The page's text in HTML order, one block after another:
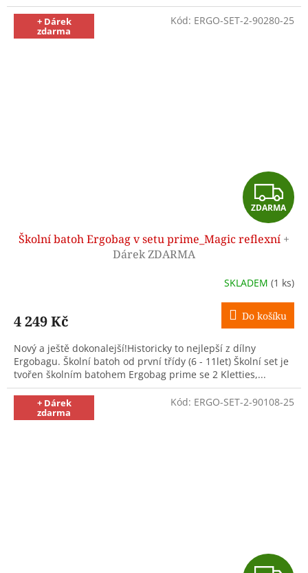
+ Dárek
zdarma
Z
D
A
R
M
A
ZDARMA
Školní batoh Ergobag v setu prime_Magic reflexní +
Dárek ZDARMA
SKLADEM (1 ks)
4 249 Kč Do košíku
Nový a ještě dokonalejší!Historicky to nejlepší z dílny
Ergobagu. Školní batoh od první třídy (6 - 11let) Školní set je
tvořen školním batohem Ergobag prime se 2 Kletties,...
Kód: ERGO-SET-2-90280-25
+ Dárek
zdarma
Kód: ERGO-SET-2-90108-25